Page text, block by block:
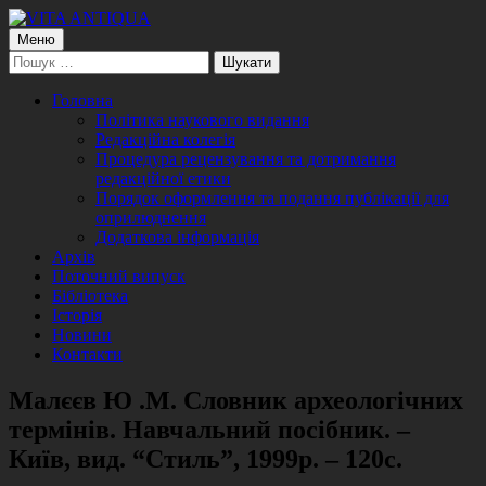
Перейти
до
контенту
VITA ANTIQUA
Центр Палеоетнологічних досліджень
Головне
меню
Меню
Пошук:
Головна
Політика наукового видання
Редакційна колегія
Процедура рецензування та дотримання
редакційної етики
Порядок оформлення та подання публікації для
оприлюднення
Додаткова інформація
Архів
Поточний випуск
Бібліотека
Історія
Новини
Контакти
Малєєв Ю .М. Словник археологічних
термінів. Навчальний посібник. –
Київ, вид. “Стиль”, 1999р. – 120с.